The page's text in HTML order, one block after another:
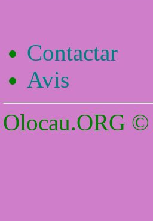
Contactar
Avis
Olocau.ORG